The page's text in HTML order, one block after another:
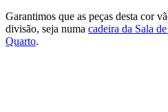
Garantimos que as peças desta cor
divisão, seja numa cadeira da Sala
Quarto.